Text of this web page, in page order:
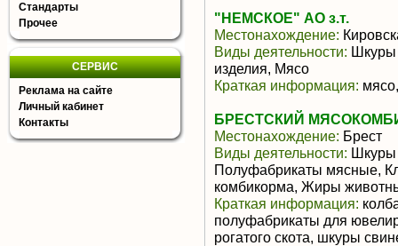
Стандарты
Прочее
СЕРВИС
Реклама на сайте
Личный кабинет
Контакты
"НЕМСКОЕ" АО з.т.
Местонахождение:
Виды деятельности: Шкуры
изделия, Мясо
Краткая информация:
БРЕСТСКИЙ
Местонахождение: Брест
Виды деятельности: Шкуры
Полуфабрикаты мясные,
комбикорма, Жиры
Краткая информация:
полуфабрикаты для
рогатого скота, шкуры